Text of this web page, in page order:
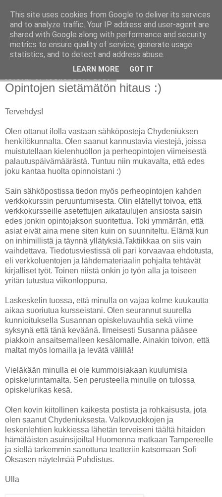
Avoin blogiskelija
Opintojen sietämätön hitaus :)
Tervehdys!
Olen ottanut ilolla vastaan sähköposteja Chydeniuksen
henkilökunnalta. Olen saanut kannustavia viestejä, joissa
muistutellaan kielenhuollon ja perheopintojen viimeisestä
palautuspäivämäärästä. Tuntuu niin mukavalta, että edes
joku kantaa huolta opinnoistani :)
Sain sähköpostissa tiedon myös perheopintojen kahden
verkkokurssin peruuntumisesta. Olin elätellyt toivoa, että
verkkokursseille asetettujen aikataulujen ansiosta saisin
edes jonkin opintojakson suoritettua. Toki ymmärrän, että
asiat eivät aina mene siten kuin on suunniteltu. Elämä kun
on inhimillistä ja täynnä yllätyksiä.Taktiikkaa on siis vain
vaihdettava. Tiedotusviestissä oli pari korvaavaa ehdotusta,
eli verkkoluentojen ja lähdemateriaalin pohjalta tehtävät
kirjalliset työt. Toinen niistä onkin jo työn alla ja toiseen
yritän tutustua viikonloppuna.
Laskeskelin tuossa, että minulla on vajaa kolme kuukautta
aikaa suoriutua kursseistani. Olen seurannut suurella
kunnioituksella Susannan opiskeluvauhtia sekä viime
syksynä että tänä keväänä. Ilmeisesti Susanna pääsee
piakkoin ansaitsemalleen kesälomalle. Ainakin toivon, että
maltat myös lomailla ja levätä välillä!
Vieläkään minulla ei ole kummoisiakaan kuulumisia
opiskelurintamalta. Sen perusteella minulle on tulossa
opiskelurikas kesä.
Olen kovin kiitollinen kaikesta postista ja rohkaisusta, jota
olen saanut Chydeniuksesta. Valkovuokkojen ja
leskenlehtien kukkiessa lähetän terveiseni täältä hitaiden
hämäläisten asuinsijoilta! Huomenna matkaan Tampereelle
ja siellä tarkemmin sanottuna teatteriin katsomaan Sofi
Oksasen näytelmää Puhdistus.
Ulla
This site uses cookies from Google to deliver its services
and to analyze traffic. Your IP address and user-agent are
shared with Google along with performance and security
metrics to ensure quality of service, generate usage
statistics, and to detect and address abuse.
LEARN MORE GOT IT